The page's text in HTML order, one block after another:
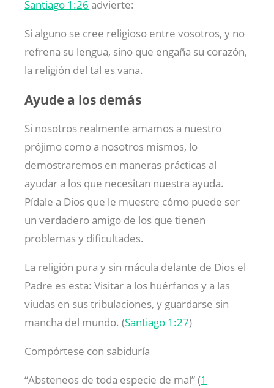
Santiago 1:26 advierte:
Si alguno se cree religioso entre vosotros, y no
refrena su lengua, sino que engaña su corazón,
la religión del tal es vana.
Ayude a los demás
Si nosotros realmente amamos a nuestro
prójimo como a nosotros mismos, lo
demostraremos en maneras prácticas al
ayudar a los que necesitan nuestra ayuda.
Pídale a Dios que le muestre cómo puede ser
un verdadero amigo de los que tienen
problemas y dificultades.
La religión pura y sin mácula delante de Dios el
Padre es esta: Visitar a los huérfanos y a las
viudas en sus tribulaciones, y guardarse sin
mancha del mundo. (Santiago 1:27)
Compórtese con sabiduría
“Absteneos de toda especie de mal” (1